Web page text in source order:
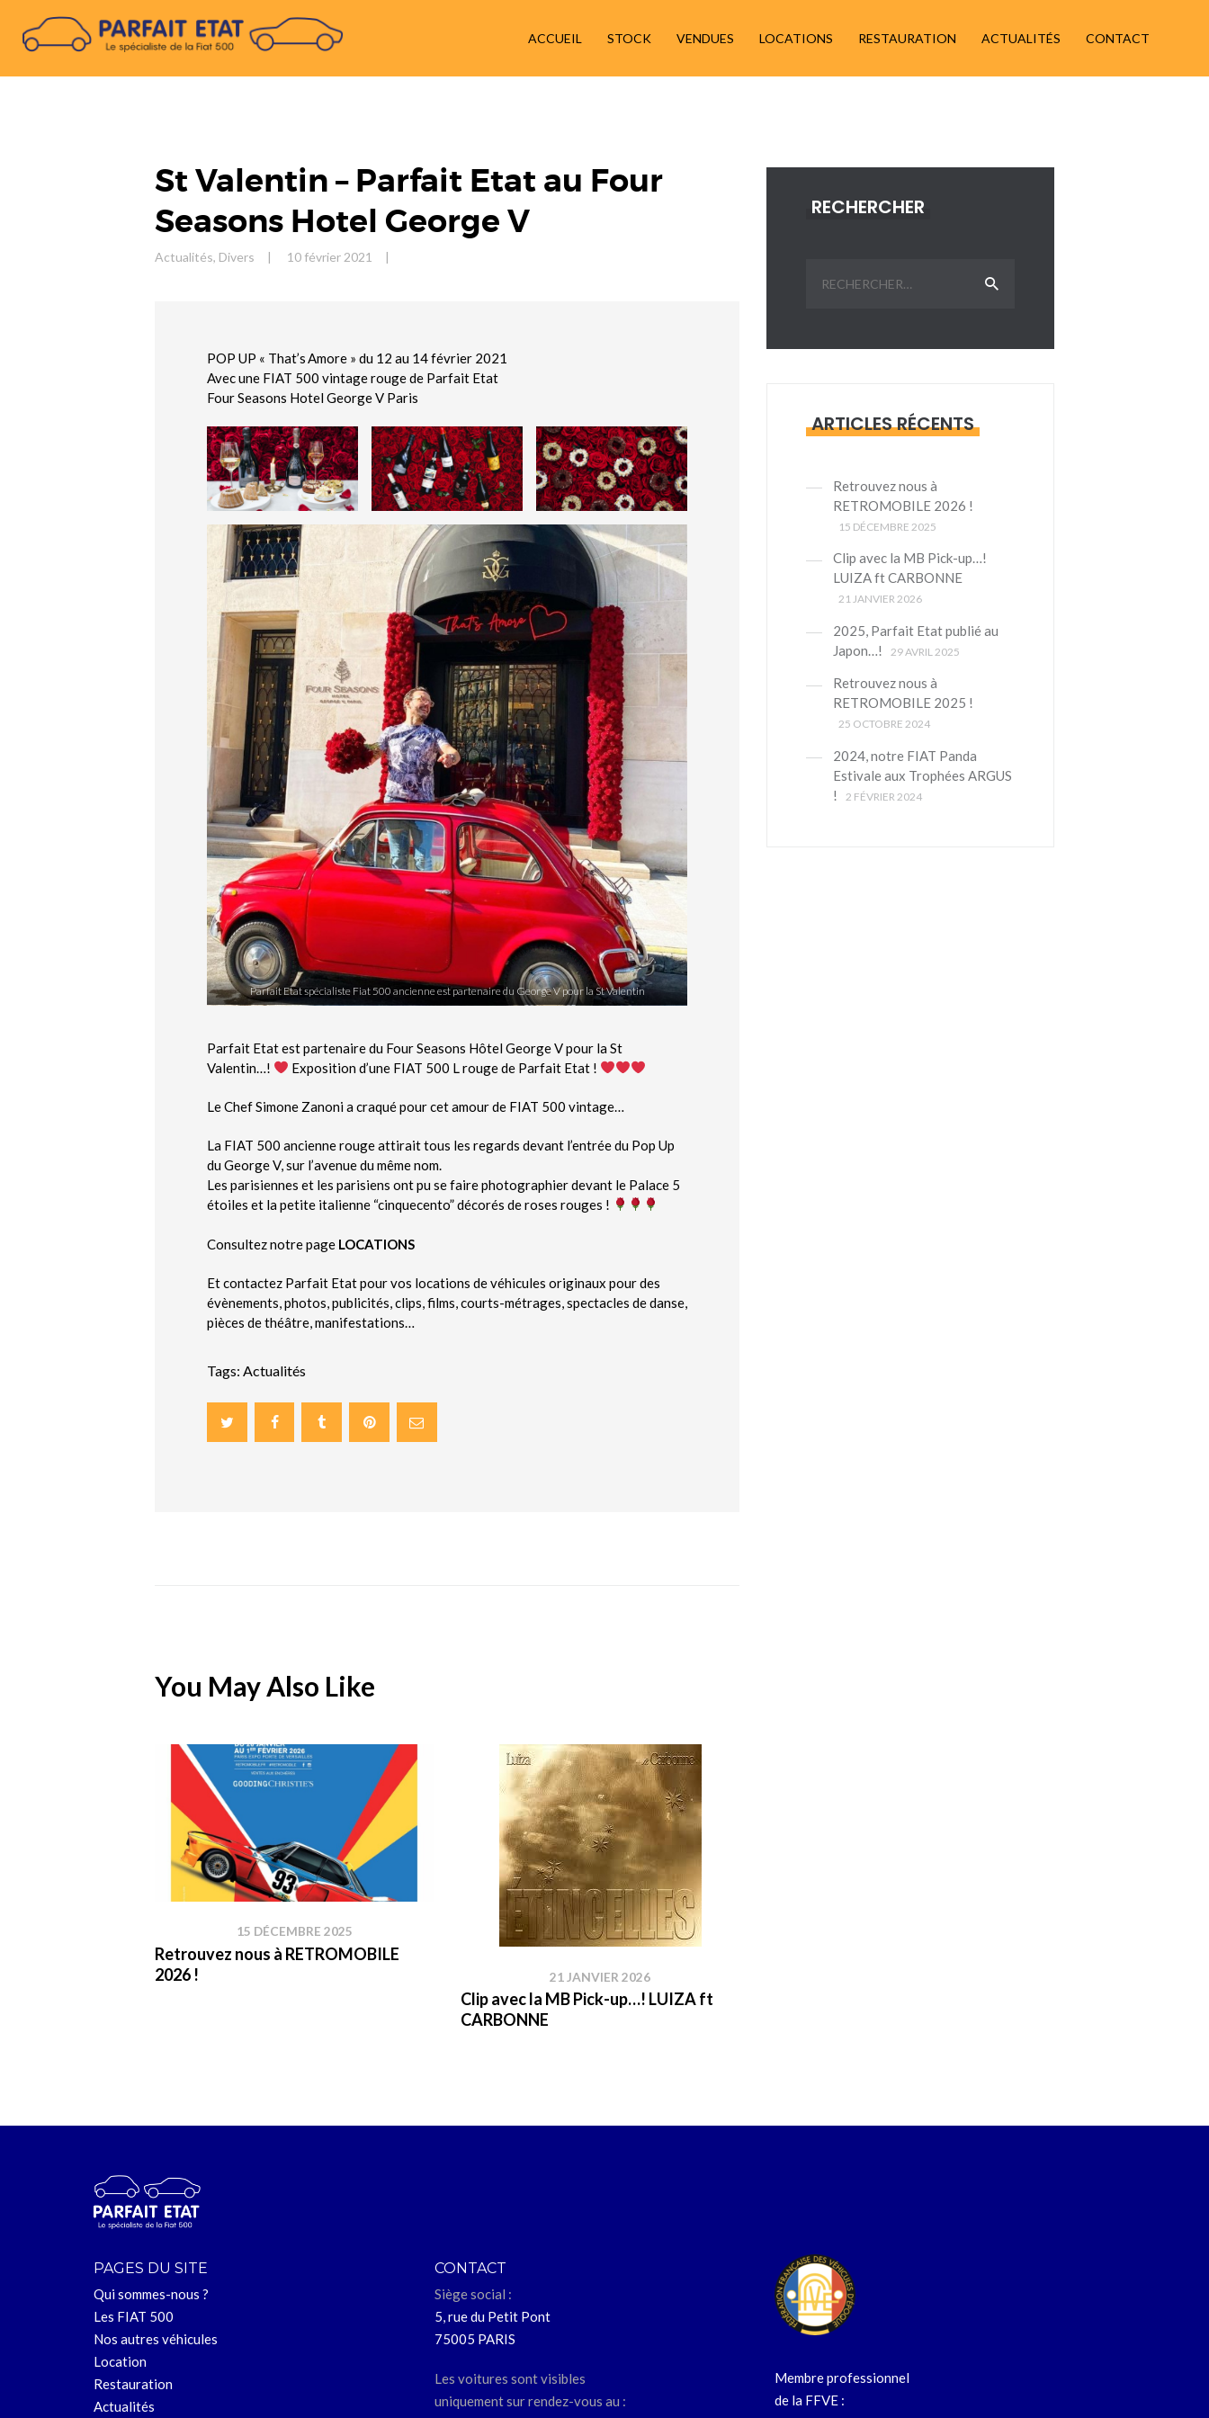
ACCUEIL STOCK VENDUES LOCATIONS RESTAURATION ACTUALITÉS CONTACT
STOCK
LOCATIONS
RESTAURATION
St Valentin – Parfait Etat au Four
Seasons Hotel George V
Actualités, Divers 10 février 2021
POP UP « That’s Amore » du 12 au 14 février 2021
Avec une FIAT 500 vintage rouge de Parfait Etat
Four Seasons Hotel George V Paris
Parfait Etat spécialiste Fiat 500 ancienne est partenaire du George V pour la St Valentin
Parfait Etat est partenaire du Four Seasons Hôtel George V pour la St
Valentin…!
Exposition d’une FIAT 500 L rouge de Parfait Etat !
Le Chef Simone Zanoni a craqué pour cet amour de FIAT 500 vintage…
La FIAT 500 ancienne rouge attirait tous les regards devant l’entrée du Pop Up
du George V, sur l’avenue du même nom.
Les parisiennes et les parisiens ont pu se faire photographier devant le Palace 5
étoiles et la petite italienne “cinquecento” décorés de roses rouges !
Consultez notre page LOCATIONS
Et contactez Parfait Etat pour vos locations de véhicules originaux pour des
évènements, photos, publicités, clips, films, courts-métrages, spectacles de danse,
pièces de théâtre, manifestations…
Tags: Actualités
You May Also Like
15 DÉCEMBRE 2025
Retrouvez nous à RETROMOBILE
2026 !
21 JANVIER 2026
Clip avec la MB Pick-up…! LUIZA ft
CARBONNE
RECHERCHER
ARTICLES RÉCENTS
Retrouvez nous à
RETROMOBILE 2026 !
15 DÉCEMBRE 2025
Clip avec la MB Pick-up…!
LUIZA ft CARBONNE
21 JANVIER 2026
2025, Parfait Etat publié au
Japon…!
29 AVRIL 2025
Retrouvez nous à
RETROMOBILE 2025 !
25 OCTOBRE 2024
2024, notre FIAT Panda
Estivale aux Trophées ARGUS
!
2 FÉVRIER 2024
PAGES DU SITE
Qui sommes-nous ?
Les FIAT 500
Nos autres véhicules
Location
Restauration
Actualités
CONTACT
Siège social :
5, rue du Petit Pont
75005 PARIS
Les voitures sont visibles
uniquement sur rendez-vous au :
Membre professionnel
de la FFVE :